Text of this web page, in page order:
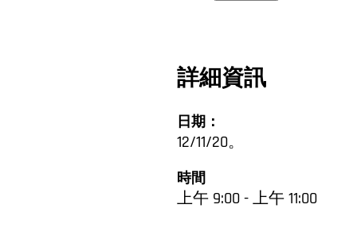
詳細資訊
日期：
12/11/20。
時間
上午 9:00 - 上午 11:00